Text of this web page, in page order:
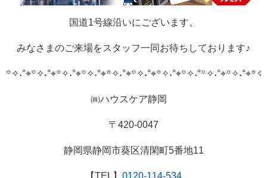
国道1号線沿いにございます。
みなさまのご来場をスタッフ一同お待ちしております♪
꙳✧˖°⌖꙳✧˖°⌖꙳✧˖°⌖꙳✧˖°⌖꙳✧˖°⌖꙳✧˖°⌖꙳✧˖°⌖꙳✧˖°
㈱ハウスケア静岡
〒420-0047
静岡県静岡市葵区清閑町5番地11
【TEL】 0120-114-534